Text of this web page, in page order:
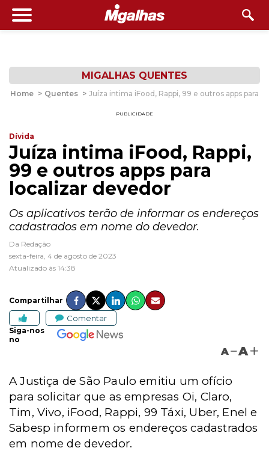
MIGALHAS QUENTES
Home > Quentes > Juíza intima iFood, Rappi, 99 e outros apps para
PUBLICIDADE
Dívida
Juíza intima iFood, Rappi,
99 e outros apps para
localizar devedor
Os aplicativos terão de informar os endereços
cadastrados em nome do devedor.
Da Redação
sexta-feira, 4 de agosto de 2023
Atualizado às 14:38
Compartilhar
Comentar
Siga-nos
no
A A
A Justiça de São Paulo emitiu um ofício
para solicitar que as empresas Oi, Claro,
Tim, Vivo, iFood, Rappi, 99 Táxi, Uber, Enel e
Sabesp informem os endereços cadastrados
em nome de devedor.